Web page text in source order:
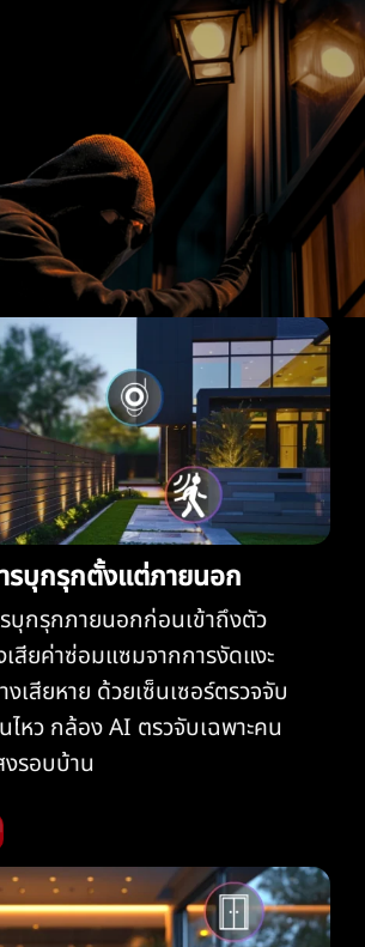
รบุกรุกตั้งแต่ภายนอก
บุกรุกภายนอกก่อนเข้าถึงตัว
สียค่าซ่อมแซมจากการงัดแงะ
งเสียหาย ด้วยเซ็นเซอร์ตรวจจับ
ไหว กล้อง AI ตรวจับเฉพาะคน
งรอบบ้าน